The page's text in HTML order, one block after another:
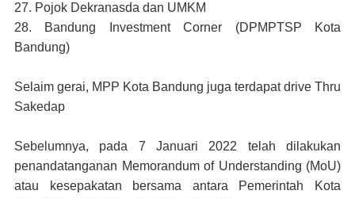
27. Pojok Dekranasda dan UMKM
28. Bandung Investment Corner (DPMPTSP Kota
Bandung)
Selaim gerai, MPP Kota Bandung juga terdapat drive Thru
Sakedap
Sebelumnya, pada 7 Januari 2022 telah dilakukan
penandatanganan Memorandum of Understanding (MoU)
atau kesepakatan bersama antara Pemerintah Kota